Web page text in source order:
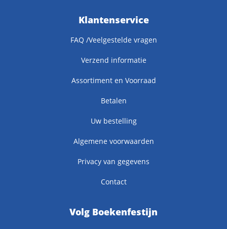
Klantenservice
FAQ /Veelgestelde vragen
Verzend informatie
Assortiment en Voorraad
Betalen
Uw bestelling
Algemene voorwaarden
Privacy van gegevens
Contact
Volg Boekenfestijn